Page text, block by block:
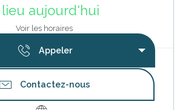
lieu aujourd'hui
Voir les horaires
Appeler
Contactez-nous